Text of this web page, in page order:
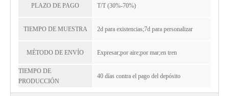
PLAZO DE PAGO T/T (30%-70%)
TIEMPO DE MUESTRA 2d para existencias;7d para personalizar
MÉTODO DE ENVÍO Expresar;por aire;por mar;en tren
TIEMPO DE
PRODUCCIÓN
40 días contra el pago del depósito